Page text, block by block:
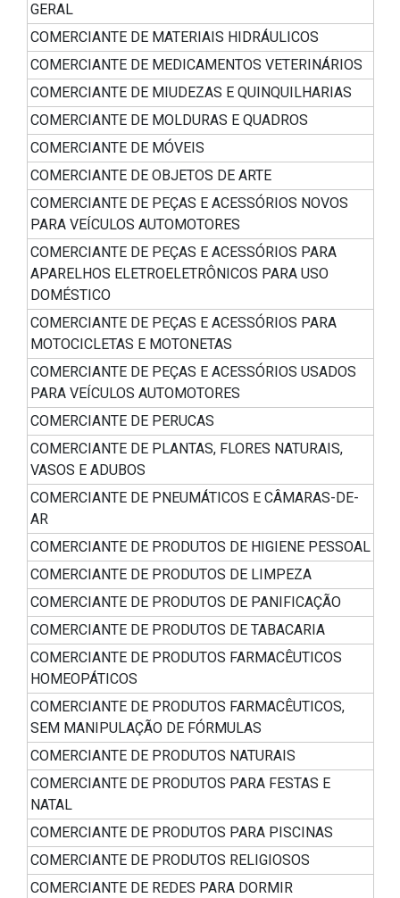
GERAL
COMERCIANTE DE MATERIAIS HIDRÁULICOS
COMERCIANTE DE MEDICAMENTOS VETERINÁRIOS
COMERCIANTE DE MIUDEZAS E QUINQUILHARIAS
COMERCIANTE DE MOLDURAS E QUADROS
COMERCIANTE DE MÓVEIS
COMERCIANTE DE OBJETOS DE ARTE
COMERCIANTE DE PEÇAS E ACESSÓRIOS NOVOS
PARA VEÍCULOS AUTOMOTORES
COMERCIANTE DE PEÇAS E ACESSÓRIOS PARA
APARELHOS ELETROELETRÔNICOS PARA USO
DOMÉSTICO
COMERCIANTE DE PEÇAS E ACESSÓRIOS PARA
MOTOCICLETAS E MOTONETAS
COMERCIANTE DE PEÇAS E ACESSÓRIOS USADOS
PARA VEÍCULOS AUTOMOTORES
COMERCIANTE DE PERUCAS
COMERCIANTE DE PLANTAS, FLORES NATURAIS,
VASOS E ADUBOS
COMERCIANTE DE PNEUMÁTICOS E CÂMARAS-DE-
AR
COMERCIANTE DE PRODUTOS DE HIGIENE PESSOAL
COMERCIANTE DE PRODUTOS DE LIMPEZA
COMERCIANTE DE PRODUTOS DE PANIFICAÇÃO
COMERCIANTE DE PRODUTOS DE TABACARIA
COMERCIANTE DE PRODUTOS FARMACÊUTICOS
HOMEOPÁTICOS
COMERCIANTE DE PRODUTOS FARMACÊUTICOS,
SEM MANIPULAÇÃO DE FÓRMULAS
COMERCIANTE DE PRODUTOS NATURAIS
COMERCIANTE DE PRODUTOS PARA FESTAS E
NATAL
COMERCIANTE DE PRODUTOS PARA PISCINAS
COMERCIANTE DE PRODUTOS RELIGIOSOS
COMERCIANTE DE REDES PARA DORMIR